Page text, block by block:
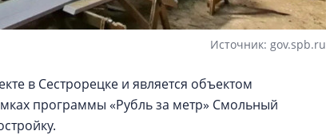
Источник: gov.spb.ru
в Сестрорецке и является объектом
программы «Рубль за метр» Смольный